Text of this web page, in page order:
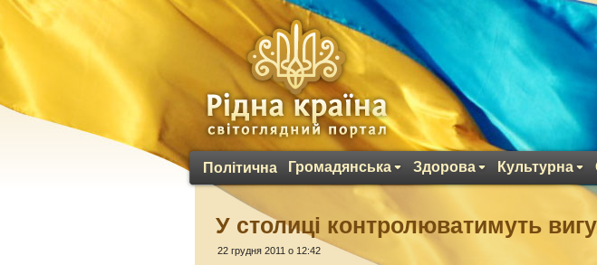
Політична Громадянська Здорова Культурна
У столиці контролюватимуть
22 грудня 2011 о 12:42